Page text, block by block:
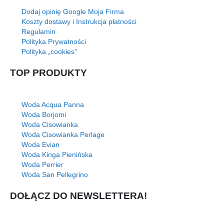
Dodaj opinię Google Moja Firma
Koszty dostawy i Instrukcja płatności
Regulamin
Polityka Prywatności
Polityka „cookies”
TOP PRODUKTY
Woda Acqua Panna
Woda Borjomi
Woda Cisowianka
Woda Cisowianka Perlage
Woda Evian
Woda Kinga Pienińska
Woda Perrier
Woda San Pellegrino
DOŁĄCZ DO NEWSLETTERA!